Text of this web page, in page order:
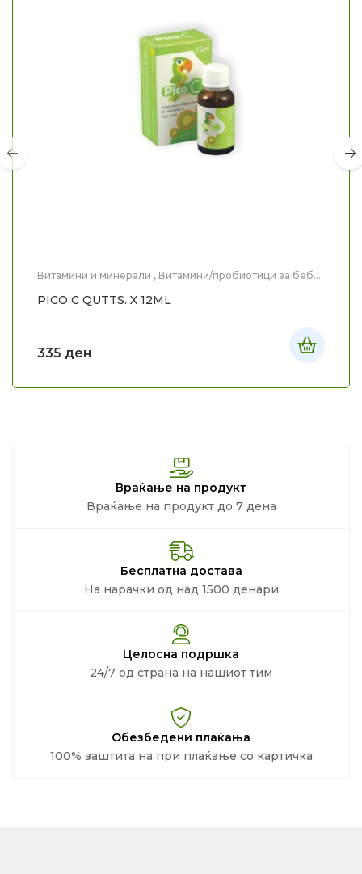
Витамини и минерали , Витамини/пробиотици за бебе
PICO C QUTTS. X 12ML
335 ден
Враќање на продукт
Враќање на продукт до 7 дена
Бесплатна достава
На нарачки од над 1500 денари
Целосна подршка
24/7 од страна на нашиот тим
Обезбедени плаќања
100% заштита на при плаќање со картичка